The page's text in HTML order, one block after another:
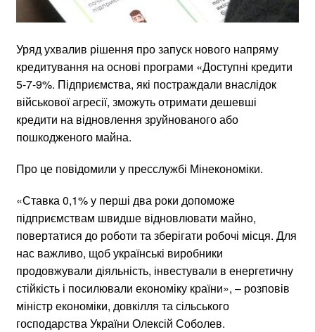
Уряд ухвалив рішення про запуск нового напряму
кредитування на основі програми «Доступні кредити
5-7-9%. Підприємства, які постраждали внаслідок
військової агресії, зможуть отримати дешевші
кредити на відновлення зруйнованого або
пошкодженого майна.
Про це повідомили у пресслужбі Мінекономіки.
«Ставка 0,1% у перші два роки допоможе
підприємствам швидше відновлювати майно,
повертатися до роботи та зберігати робочі місця. Для
нас важливо, щоб українські виробники
продовжували діяльність, інвестували в енергетичну
стійкість і посилювали економіку країни», – розповів
міністр економіки, довкілля та сільського
господарства України Олексій Соболев.